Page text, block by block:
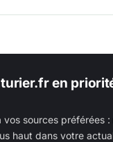
en
vos sources préférées
haut dans votre